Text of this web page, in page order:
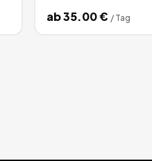
ab35.00€ / Tag